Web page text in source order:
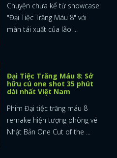
Chuyện chưa kể từ showcase
"Đại Tiệc Trăng Máu 8" với
màn tái xuất của lão ...
Đại Tiệc Trăng Máu 8: Sở
hữu cú one shot 35 phút
dài nhất Việt Nam
Phim Đại tiệc trăng máu 8
remake hiện tượng phòng vé
Nhật Bản One Cut of the ...